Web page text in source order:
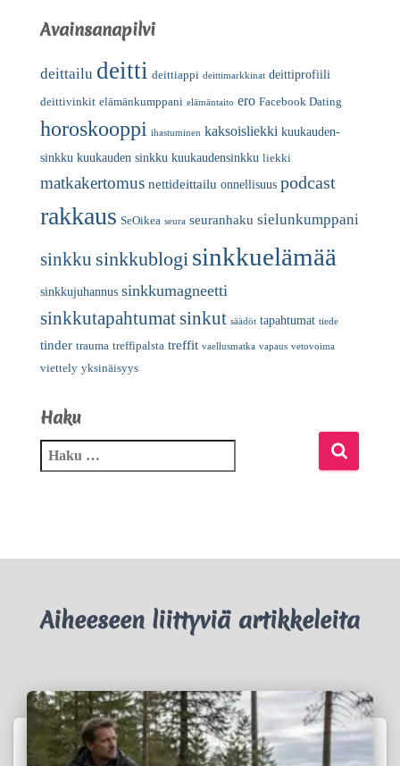
Avainsanapilvi
deittailu deitti deittiappi deittimarkkinat deittiprofiili
deittivinkit elämänkumppani elämäntaito ero Facebook Dating
horoskooppi ihastuminen kaksoisliekki kuukauden-
sinkku kuukauden sinkku kuukaudensinkku liekki
matkakertomus nettideittailu onnellisuus podcast
rakkaus SeOikea seura seuranhaku sielunkumppani
sinkku sinkkublogi sinkkuelämää
sinkkujuhannus sinkkumagneetti
sinkkutapahtumatsinkut säädöt tapahtumat tiede
tinder trauma treffipalsta treffit vaellusmatka vapaus vetovoima
viettely yksinäisyys
Haku
Aiheeseen liittyviä artikkeleita